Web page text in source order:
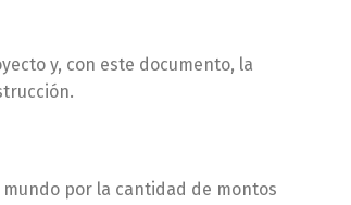
y, con este documento, la
por la cantidad de montos